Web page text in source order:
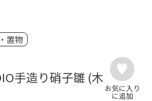
置物
手造り硝子雛 (木